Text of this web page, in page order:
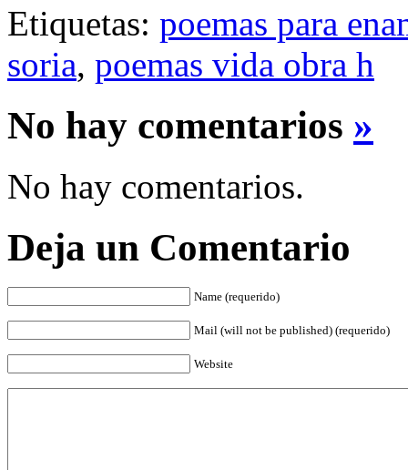
Etiquetas: poemas para
soria, poemas vida obra h
No hay comentarios »
No hay comentarios.
Deja un Comentario
Name (requerido)
Mail (will not be published) (requerido)
Website